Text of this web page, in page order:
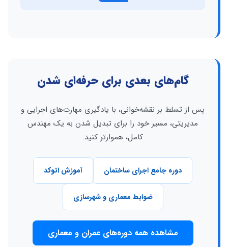
گام‌های بعدی برای حرفه‌ای شدن
پس از تسلط بر نقشه‌خوانی، با یادگیری مهارت‌های اجرایی و
مدیریتی، مسیر خود را برای تبدیل شدن به یک مهندس
کامل، هموارتر کنید.
دوره جامع اجرای ساختمان آموزش اتوکد
ضوابط معماری و شهرسازی
مشاهده همه دوره‌های عمران و معماری